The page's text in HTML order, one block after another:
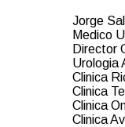
Jorge
Medico
Director
Urologia
Clinica
Clinica
Clinica
Clinica